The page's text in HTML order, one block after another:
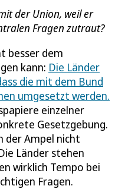
der Union, weil er
Fragen zutraut?
besser dem
kann: Die Länder
die mit dem Bund
umgesetzt werden.
einzelner
Gesetzgebung.
der Ampel nicht
Länder stehen
wirklich Tempo bei
Fragen.